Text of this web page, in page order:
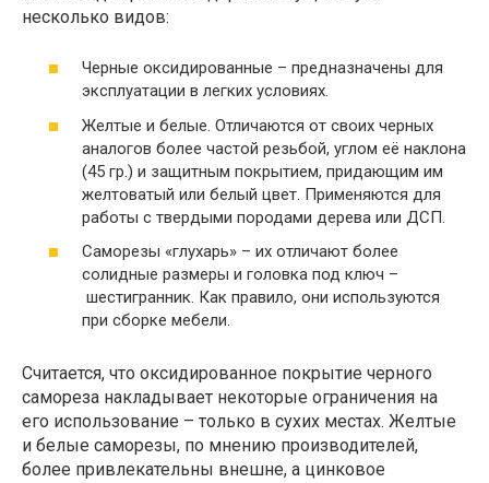
несколько видов:
Черные оксидированные – предназначены для
эксплуатации в легких условиях.
Желтые и белые. Отличаются от своих черных
аналогов более частой резьбой, углом её наклона
(45 гр.) и защитным покрытием, придающим им
желтоватый или белый цвет. Применяются для
работы с твердыми породами дерева или ДСП.
Саморезы «глухарь» – их отличают более
солидные размеры и головка под ключ –
шестигранник. Как правило, они используются
при сборке мебели.
Считается, что оксидированное покрытие черного
самореза накладывает некоторые ограничения на
его использование – только в сухих местах. Желтые
и белые саморезы, по мнению производителей,
более привлекательны внешне, а цинковое